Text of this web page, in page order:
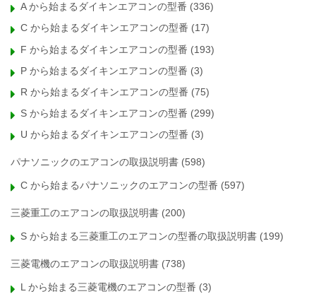
A から始まるダイキンエアコンの型番 (336)
C から始まるダイキンエアコンの型番 (17)
F から始まるダイキンエアコンの型番 (193)
P から始まるダイキンエアコンの型番 (3)
R から始まるダイキンエアコンの型番 (75)
S から始まるダイキンエアコンの型番 (299)
U から始まるダイキンエアコンの型番 (3)
パナソニックのエアコンの取扱説明書 (598)
C から始まるパナソニックのエアコンの型番 (597)
三菱重工のエアコンの取扱説明書 (200)
S から始まる三菱重工のエアコンの型番の取扱説明書 (199)
三菱電機のエアコンの取扱説明書 (738)
L から始まる三菱電機のエアコンの型番 (3)